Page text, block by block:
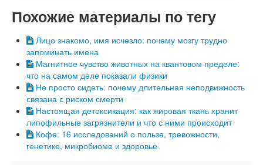
Похожие материалы по тегу
Лицо знакомо, имя исчезло: почему мозгу трудно
запоминать имена
Магнитное чувство животных на квантовом пределе:
что на самом деле показали физики
Не просто сидеть: почему длительная неподвижность
связана с риском смерти
Настоящая детоксикация: как жировая ткань хранит
липофильные загрязнители и что с ними происходит
Кофе: 16 исследований о пользе, тревожности,
генетике, микробиоме и здоровье